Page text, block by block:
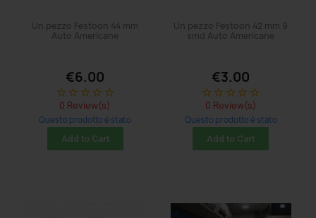
Un pezzo Festoon 44 mm
Auto Americane
€6.00
star_border star_border star_border star_border star_border
0 Review(s)
Questo prodotto è stato
acquistato: 5 times
Add to Cart
Un pezzo Festoon 42 mm 9
smd Auto Americane
€3.00
star_border star_border star_border star_border star_border
0 Review(s)
Questo prodotto è stato
acquistato: 17 times
Add to Cart